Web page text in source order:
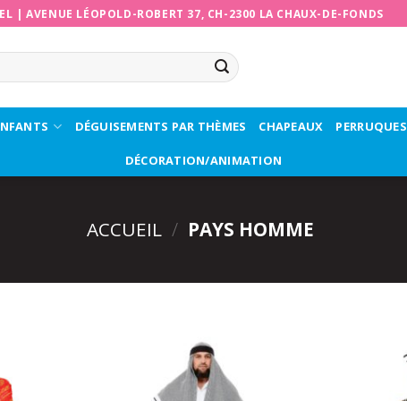
|AVENUE LÉOPOLD-ROBERT 37, CH-2300 LA CHAUX-DE-FONDS
DÉGUISEMENTS PAR THÈMES CHAPEAUX PERRUQUES
DÉCORATION/ANIMATION
ACCUEIL / PAYS HOMME